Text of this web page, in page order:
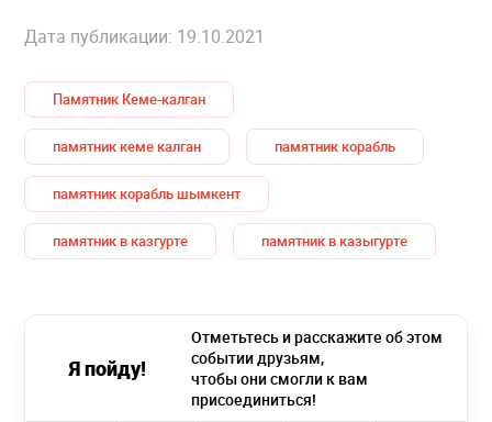
Дата публикации: 19.10.2021
Памятник Кеме-калган
памятник кеме калган памятник корабль
памятник корабль шымкент
памятник в казгурте памятник в казыгурте
Я пойду!
Отметьтесь и расскажите об этом
событии друзьям,
чтобы они смогли к вам
присоединиться!